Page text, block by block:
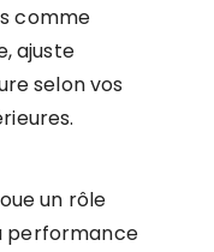
comme
ajuste
selon vos
un rôle
performance